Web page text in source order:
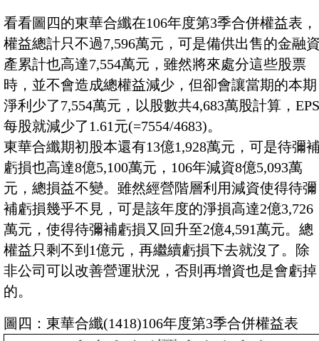
看看圖四的東華合纖在106年度第3季合併權益表，
權益總計只不過7,596萬元，可是備供出售的金融
產累計也高達7,554萬元，雖然將來處分這些股票
時，並不會造成總權益減少，但卻會讓當期的本期
淨利少了7,554萬元，以股數共4,683萬股計算，EPS
每股就減少了1.61元(=7554/4683)。
東華合纖期初股本還有13億1,928萬元，可是待彌
虧損也高達8億5,100萬元，106年減資8億5,093萬
元，總損益不變。雖然經營階層利用減資使得待彌
補虧損幾乎不見，可是該年度的淨損高達2億3,726
萬元，使得待彌補虧損又回升至2億4,591萬元。總
權益只剩不到1億元，再繼續虧損下去就沒了。除
非公司可以改善營運狀況，否則再增資也是會虧掉
的。
圖四：東華合纖(1418)106年度第3季合併權益表